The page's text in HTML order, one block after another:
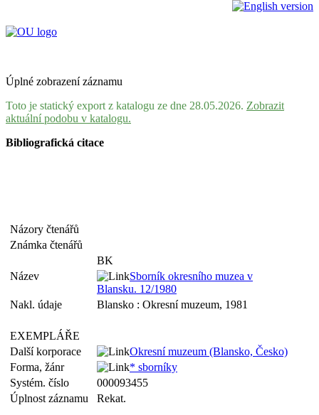
Úplné zobrazení záznamu
Toto je statický export z katalogu ze dne 28.05.2026. Zobrazit
aktuální podobu v katalogu.
Bibliografická citace
Názory čtenářů
Známka čtenářů
BK
Název
Sborník okresního muzea v
Blansku. 12/1980
Nakl. údaje
Blansko : Okresní muzeum, 1981
EXEMPLÁŘE
Další korporace
Okresní muzeum (Blansko, Česko)
Forma, žánr
* sborníky
Systém. číslo
000093455
Úplnost záznamu
Rekat.